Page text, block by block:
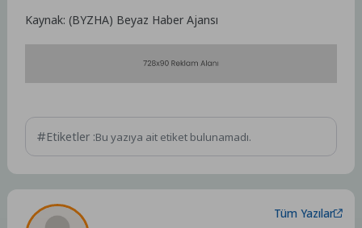
Kaynak: (BYZHA) Beyaz Haber Ajansı
Etiketler :Bu yazıya ait etiket bulunamadı.
Tüm Yazılar